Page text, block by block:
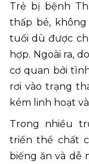
Trẻ bị bệnh
thấp bé,
tuổi dù được
hợp. Ngoài ra,
cơ quan bởi
rơi vào trạng
kém linh hoạt
Trong nhiều
triển thể chất
biếng ăn và dễ